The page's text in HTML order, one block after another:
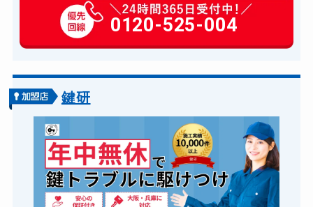
玄関カギ修理 6,600円～(税込)
玄関カギ交換 14,300円～(税込)
金庫カギ開け
ロッカーカギ開け 8,800円～(税込)
ドアノブカギ開け 10,780円～(税込)
ドアノブカギ交換 11,000円～(税込)
0120-525-004
鍵研